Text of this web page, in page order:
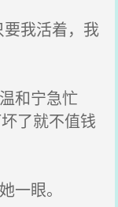
我活着，我
和宁急忙
了就不值钱
一眼。